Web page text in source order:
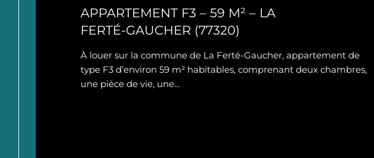
APPARTEMENT F3 – 59 M² – LA
FERTÉ-GAUCHER (77320)
À louer sur la commune de La Ferté-Gaucher, appartement de
type F3 d’environ 59 m² habitables, comprenant deux chambres,
une pièce de vie, une...